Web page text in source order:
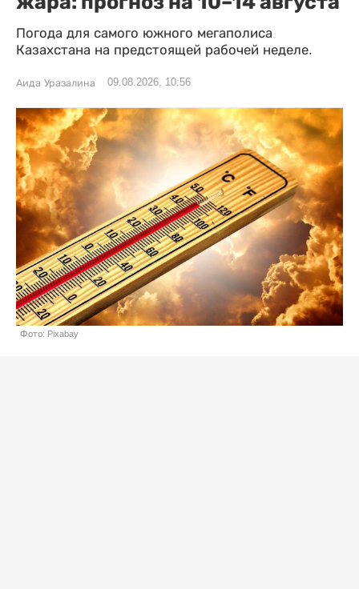
Погода для самого южного мегаполиса
Казахстана на предстоящей рабочей неделе.
Аида Уразалина 09.08.2026, 10:56
Фото: Pixabay